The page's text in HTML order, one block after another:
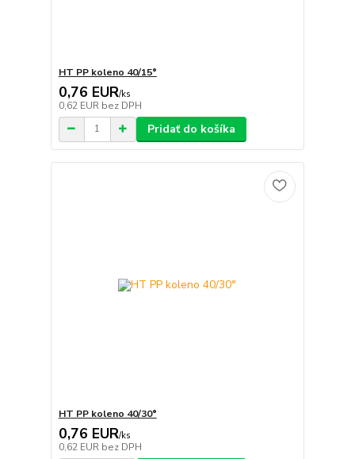
HT PP koleno 40/15°
0,76 EUR/ks
0,62 EUR bez DPH
Pridať do košíka
HT PP koleno 40/30°
0,76 EUR/ks
0,62 EUR bez DPH